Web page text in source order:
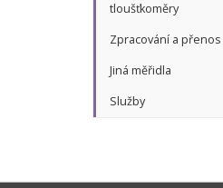
tloušťkoměry
Zpracování a
Jiná měřidla
Služby